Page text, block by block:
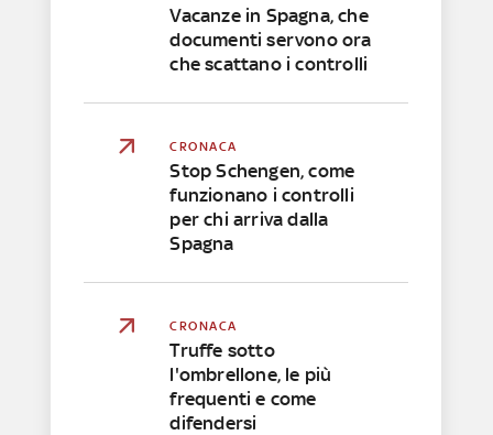
Vacanze in Spagna, che
documenti servono ora
che scattano i controlli
CRONACA
Stop Schengen, come
funzionano i controlli
per chi arriva dalla
Spagna
CRONACA
Truffe sotto
l'ombrellone, le più
frequenti e come
difendersi